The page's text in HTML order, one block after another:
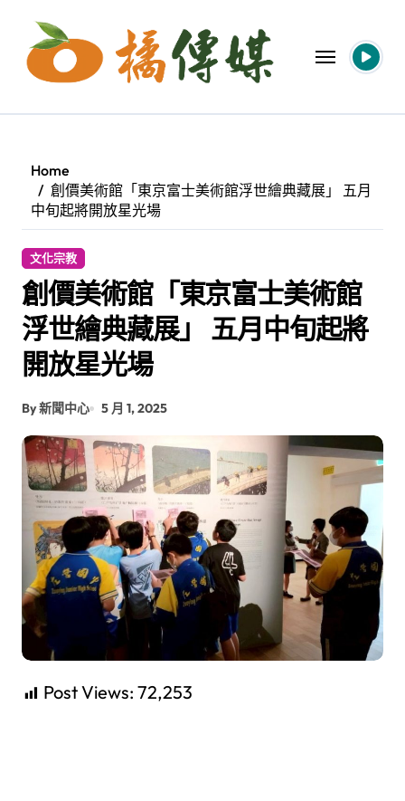
content
Home
創價美術館「東京富士美術館浮世繪典藏展」 五月
中旬起將開放星光場
文化宗教
創價美術館「東京富士美術館
浮世繪典藏展」 五月中旬起將
開放星光場
By 新聞中心 5 月 1, 2025
Post Views: 72,253